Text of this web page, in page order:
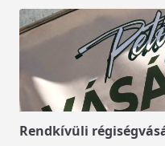
Rendkívüli